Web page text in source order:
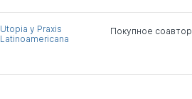
Utopia y Praxis
Latinoamericana
Покупное